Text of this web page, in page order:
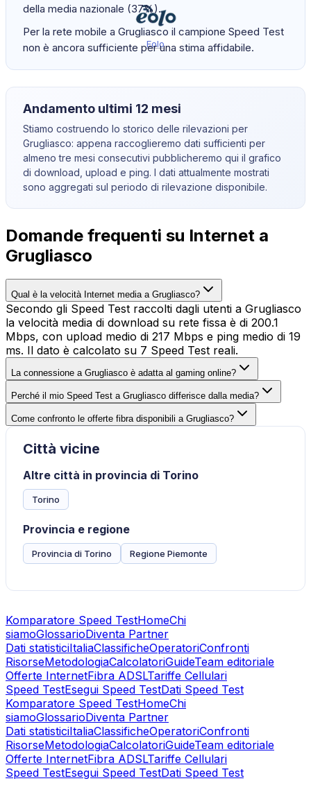
Eolo
della media nazionale (37%).
Per la rete mobile a Grugliasco il campione Speed Test
non è ancora sufficiente per una stima affidabile.
Andamento ultimi 12 mesi
Stiamo costruendo lo storico delle rilevazioni per
Grugliasco: appena raccoglieremo dati sufficienti per
almeno tre mesi consecutivi pubblicheremo qui il grafico
di download, upload e ping. I dati attualmente mostrati
sono aggregati sul periodo di rilevazione disponibile.
Domande frequenti su Internet a
Grugliasco
Qual è la velocità Internet media a Grugliasco?
Secondo gli Speed Test raccolti dagli utenti a Grugliasco
la velocità media di download su rete fissa è di 200.1
Mbps, con upload medio di 217 Mbps e ping medio di 19
ms. Il dato è calcolato su 7 Speed Test reali.
La connessione a Grugliasco è adatta al gaming online?
Perché il mio Speed Test a Grugliasco differisce dalla media?
Come confronto le offerte fibra disponibili a Grugliasco?
Città vicine
Altre città in provincia di Torino
Torino
Provincia e regione
Provincia di Torino Regione Piemonte
Komparatore Speed TestHomeChi
siamoGlossarioDiventa Partner
Dati statisticiItaliaClassificheOperatoriConfronti
RisorseMetodologiaCalcolatoriGuideTeam editoriale
Offerte InternetFibra ADSLTariffe Cellulari
Speed TestEsegui Speed TestDati Speed Test
Komparatore Speed TestHomeChi
siamoGlossarioDiventa Partner
Dati statisticiItaliaClassificheOperatoriConfronti
RisorseMetodologiaCalcolatoriGuideTeam editoriale
Offerte InternetFibra ADSLTariffe Cellulari
Speed TestEsegui Speed TestDati Speed Test